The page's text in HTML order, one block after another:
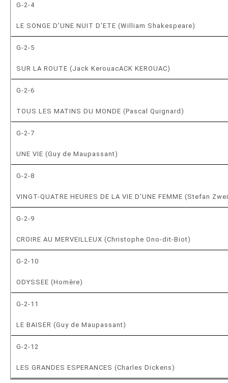
G-2-4
LE SONGE D'UNE NUIT D'ETE (William Shakespeare)
G-2-5
SUR LA ROUTE (Jack KerouacACK KEROUAC)
G-2-6
TOUS LES MATINS DU MONDE (Pascal Quignard)
G-2-7
UNE VIE (Guy de Maupassant)
G-2-8
VINGT-QUATRE HEURES DE LA VIE D'UNE FEMME (Stefan
G-2-9
CROIRE AU MERVEILLEUX (Christophe Ono-dit-Biot)
G-2-10
ODYSSEE (Homère)
G-2-11
LE BAISER (Guy de Maupassant)
G-2-12
LES GRANDES ESPERANCES (Charles Dickens)